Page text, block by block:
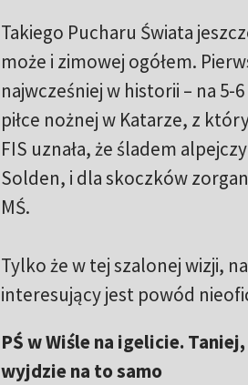
Takiego Pucharu Świata
może i zimowej ogółem.
najwcześniej w historii – na
piłce nożnej w Katarze, z
FIS uznała, że śladem
Solden, i dla skoczków
MŚ.
Tylko że w tej szalonej wizji,
interesujący jest powód
PŚ w Wiśle na igelicie.
wyjdzie na to samo